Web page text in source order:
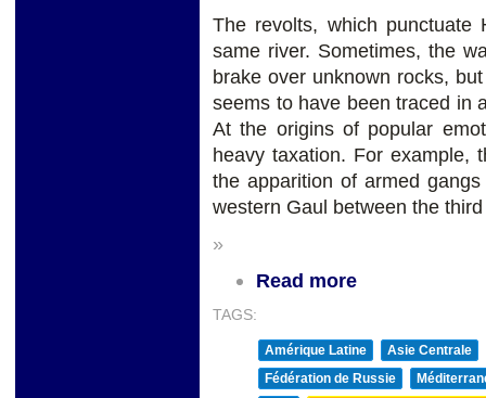
The revolts, which
same river. Sometimes, the
brake over unknown rocks,
seems to have been traced in
At the origins of popular
heavy taxation. For example,
the apparition of armed
western Gaul between the
»
Read more
TAGS:
Amérique Latine
Asie Centrale
Fédération de Russie